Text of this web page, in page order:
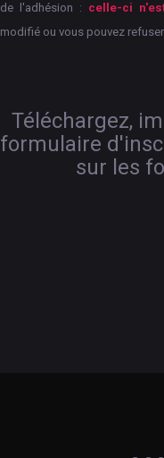
de l'adhésion : celle-ci
modifié ou vous pouvez
Téléchargez,
formulaire
sur les